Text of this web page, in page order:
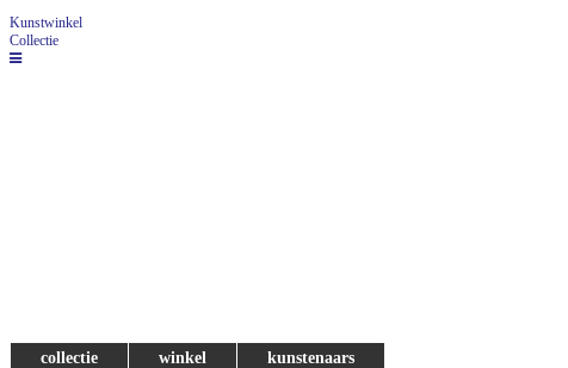
Kunstwinkel
Collectie
collectie winkel kunstenaars